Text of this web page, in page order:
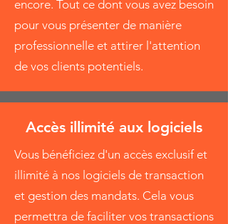
encore. Tout ce dont vous avez besoin
pour vous présenter de manière
professionnelle et attirer l'attention
de vos clients potentiels.
Accès illimité aux logiciels
Vous bénéficiez d'un accès exclusif et
illimité à nos logiciels de transaction
et gestion des mandats. Cela vous
permettra de faciliter vos transactions